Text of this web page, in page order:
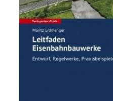
Products
Media
Service